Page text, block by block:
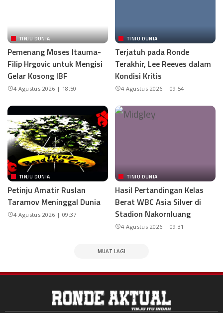
TINJU DUNIA
Pemenang Moses Itauma-
Filip Hrgovic untuk Mengisi
Gelar Kosong IBF
4 Agustus 2026 | 18:50
TINJU DUNIA
Terjatuh pada Ronde
Terakhir, Lee Reeves dalam
Kondisi Kritis
4 Agustus 2026 | 09:54
TINJU DUNIA
Petinju Amatir Ruslan
Taramov Meninggal Dunia
4 Agustus 2026 | 09:37
TINJU DUNIA
Hasil Pertandingan Kelas
Berat WBC Asia Silver di
Stadion Nakornluang
4 Agustus 2026 | 09:31
MUAT LAGI